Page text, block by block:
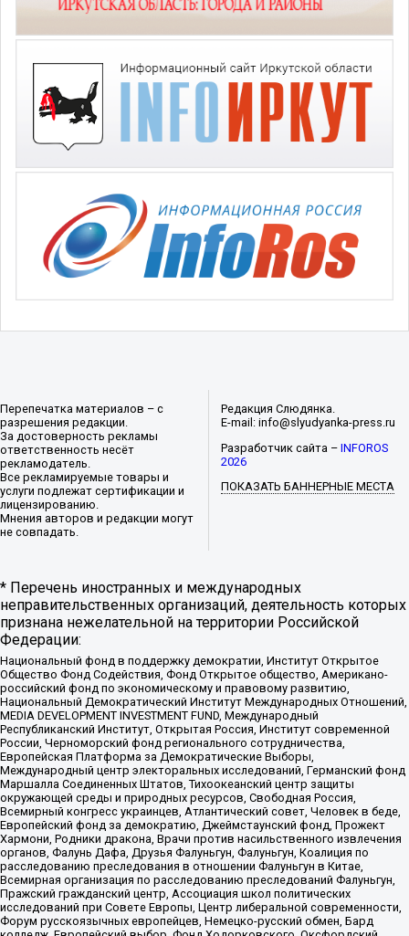
Перепечатка материалов – с
разрешения редакции.
За достоверность рекламы
ответственность несёт
рекламодатель.
Все рекламируемые товары и
услуги подлежат сертификации и
лицензированию.
Мнения авторов и редакции могут
не совпадать.
Редакция Слюдянка.
E-mail: info@slyudyanka-press.ru
Разработчик сайта –INFOROS
2026
ПОКАЗАТЬ БАННЕРНЫЕ МЕСТА
* Перечень иностранных и международных
неправительственных организаций, деятельность которых
признана нежелательной на территории Российской
Федерации:
Национальный фонд в поддержку демократии, Институт Открытое
Общество Фонд Содействия, Фонд Открытое общество, Американо-
российский фонд по экономическому и правовому развитию,
Национальный Демократический Институт Международных Отношений,
MEDIA DEVELOPMENT INVESTMENT FUND, Международный
Республиканский Институт, Открытая Россия, Институт современной
России, Черноморский фонд регионального сотрудничества,
Европейская Платформа за Демократические Выборы,
Международный центр электоральных исследований, Германский фонд
Маршалла Соединенных Штатов, Тихоокеанский центр защиты
окружающей среды и природных ресурсов, Свободная Россия,
Всемирный конгресс украинцев, Атлантический совет, Человек в беде,
Европейский фонд за демократию, Джеймстаунский фонд, Прожект
Хармони, Родники дракона, Врачи против насильственного извлечения
органов, Фалунь Дафа, Друзья Фалуньгун, Фалуньгун, Коалиция по
расследованию преследования в отношении Фалуньгун в Китае,
Всемирная организация по расследованию преследований Фалуньгун,
Пражский гражданский центр, Ассоциация школ политических
исследований при Совете Европы, Центр либеральной современности,
Форум русскоязычных европейцев, Немецко-русский обмен, Бард